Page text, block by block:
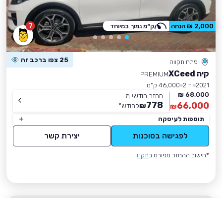
7
פתח תקווה 25 צפו ברכב זה
קיה XCeed
PREMIUM
2021 יד 2
46,000 ק״מ
68,000 ₪
66,000
₪
החזר חודשי מ-
778
₪לחודש*
תוספות לעיסקה
לפגישה בסוכנות יצירת קשר
*חישוב ההחזר מפורט בתקנון
2,000 ₪ הנחה ק״מ נמוך במיוחד